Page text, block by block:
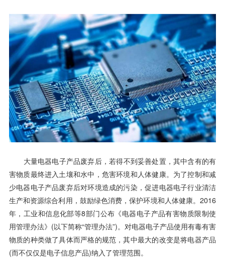
大量电器电子产品废弃后，若得不到妥善处置，其中含有的有
害物质最终进入土壤和水中，危害环境和人体健康。为了控制和减
少电器电子产品废弃后对环境造成的污染，促进电器电子行业清洁
生产和资源综合利用，鼓励绿色消费，保护环境和人体健康。2016
年，工业和信息化部等8部门公布《电器电子产品有害物质限制使
用管理办法》(以下简称“管理办法”)。对电器电子产品使用有毒有害
物质的种类做了具体而严格的规范，其中最大的改变是将电器产品
(而不仅仅是电子信息产品)纳入了管理范围。